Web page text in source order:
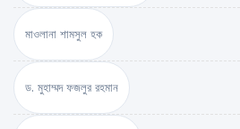
মাওলানা শামসুল হক
ড. মুহাম্মদ ফজলুর রহমান